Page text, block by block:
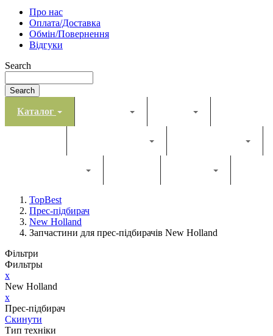
Про нас
Оплата/Доставка
Обмін/Повернення
Відгуки
Search
Search
Каталог
TopBest
Прес-підбирач
New Holland
Запчастини для прес-підбирачів New Holland
Фільтри
Фильтры
x
New Holland
x
Прес-підбирач
Скинути
Тип техніки